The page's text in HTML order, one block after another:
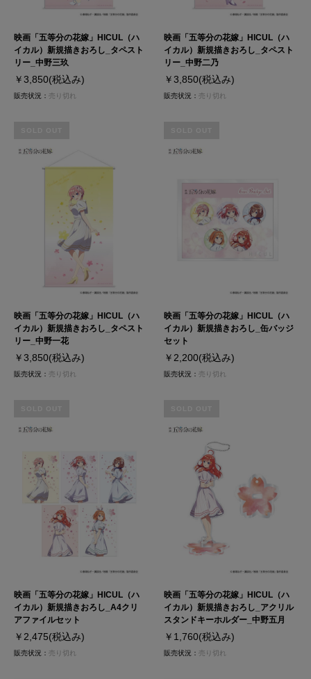
映画「五等分の花嫁」HICUL（ハ
イカル）新規描きおろし_タペスト
リー_中野三玖
￥3,850(税込み)
販売状況： 売り切れ
映画「五等分の花嫁」HICUL（ハ
イカル）新規描きおろし_タペスト
リー_中野二乃
￥3,850(税込み)
販売状況：売り切れ
映画「五等分の花嫁」HICUL（ハ
イカル）新規描きおろし_タペスト
リー_中野一花
￥3,850(税込み)
販売状況： 売り切れ
映画「五等分の花嫁」HICUL（ハ
イカル）新規描きおろし_缶バッジ
セット
￥2,200(税込み)
販売状況：売り切れ
映画「五等分の花嫁」HICUL（ハ
イカル）新規描きおろし_A4クリ
アファイルセット
￥2,475(税込み)
販売状況： 売り切れ
映画「五等分の花嫁」HICUL（ハ
イカル）新規描きおろし_アクリル
スタンドキーホルダー_中野五月
￥1,760(税込み)
販売状況：売り切れ